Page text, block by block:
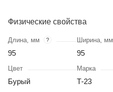
Физические свойства
Длина, мм ?
95
Ширина, мм
95
Цвет
Бурый
Марка
Т-23